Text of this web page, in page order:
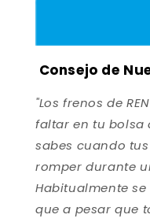
Consejo de
"Los frenos de
faltar en tu bolsa
sabes cuando
romper durante
Habitualmente
que a pesar que